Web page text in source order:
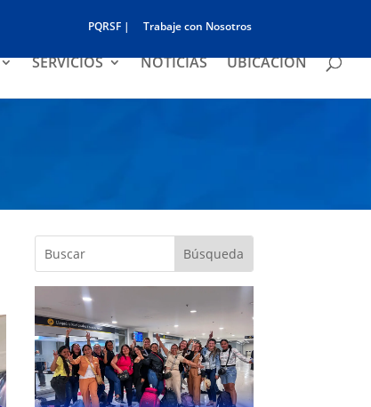
PQRSF | Trabaje con Nosotros
SERVICIOS NOTICIAS UBICACIÓN